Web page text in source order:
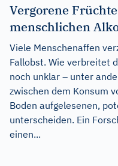
Vergorene
menschlichen
Viele Menschenaffen
Fallobst. Wie verbreitet
noch unklar – unter
zwischen dem Konsum
Boden aufgelesenen,
unterscheiden. Ein
einen...